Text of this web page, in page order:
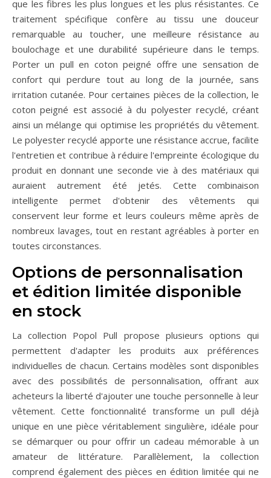
que les fibres les plus longues et les plus résistantes. Ce
traitement spécifique confère au tissu une douceur
remarquable au toucher, une meilleure résistance au
boulochage et une durabilité supérieure dans le temps.
Porter un pull en coton peigné offre une sensation de
confort qui perdure tout au long de la journée, sans
irritation cutanée. Pour certaines pièces de la collection, le
coton peigné est associé à du polyester recyclé, créant
ainsi un mélange qui optimise les propriétés du vêtement.
Le polyester recyclé apporte une résistance accrue, facilite
l'entretien et contribue à réduire l'empreinte écologique du
produit en donnant une seconde vie à des matériaux qui
auraient autrement été jetés. Cette combinaison
intelligente permet d'obtenir des vêtements qui
conservent leur forme et leurs couleurs même après de
nombreux lavages, tout en restant agréables à porter en
toutes circonstances.
Options de personnalisation
et édition limitée disponible
en stock
La collection Popol Pull propose plusieurs options qui
permettent d'adapter les produits aux préférences
individuelles de chacun. Certains modèles sont disponibles
avec des possibilités de personnalisation, offrant aux
acheteurs la liberté d'ajouter une touche personnelle à leur
vêtement. Cette fonctionnalité transforme un pull déjà
unique en une pièce véritablement singulière, idéale pour
se démarquer ou pour offrir un cadeau mémorable à un
amateur de littérature. Parallèlement, la collection
comprend également des pièces en édition limitée qui ne